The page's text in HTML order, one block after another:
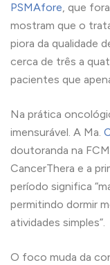
PSMAfore, que
mostram que o
piora da qualidade
cerca de três a
pacientes que
Na prática
imensurável. A Ma.
doutoranda na
CancerThera e a
período significa
permitindo dormir
atividades simples”.
O foco muda da